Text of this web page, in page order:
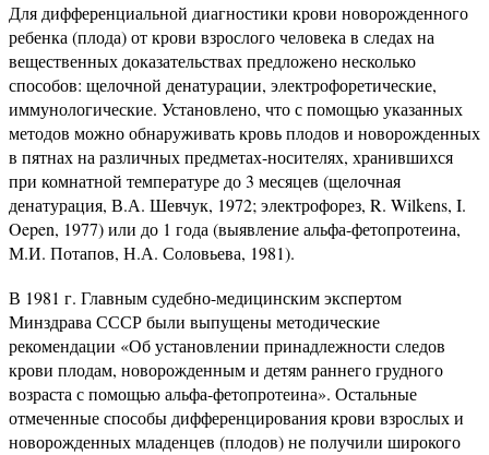
Для дифференциальной диагностики крови новорожденного
ребенка (плода) от крови взрослого человека в следах на
вещественных доказательствах предложено несколько
способов: щелочной денатурации, электрофоретические,
иммунологические. Установлено, что с помощью указанных
методов можно обнаруживать кровь плодов и новорожденных
в пятнах на различных предметах-носителях, хранившихся
при комнатной температуре до 3 месяцев (щелочная
денатурация, В.А. Шевчук, 1972; электрофорез, R. Wilkens, I.
Oepen, 1977) или до 1 года (выявление альфа-фетопротеина,
М.И. Потапов, Н.А. Соловьева, 1981).
В 1981 г. Главным судебно-медицинским экспертом
Минздрава СССР были выпущены методические
рекомендации «Об установлении принадлежности следов
крови плодам, новорожденным и детям раннего грудного
возраста с помощью альфа-фетопротеина». Остальные
отмеченные способы дифференцирования крови взрослых и
новорожденных младенцев (плодов) не получили широкого